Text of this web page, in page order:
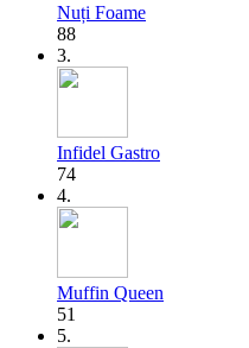
Nuți Foame
88
3.
Infidel Gastro
74
4.
Muffin Queen
51
5.